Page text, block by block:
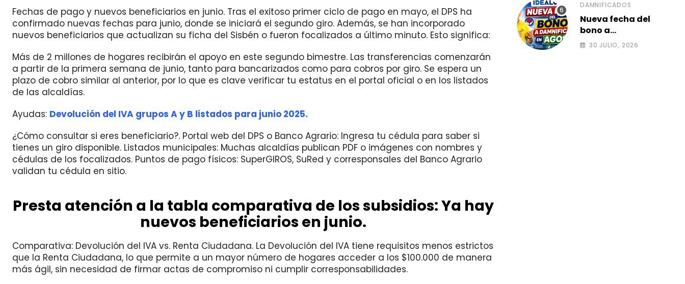
Fechas de pago y nuevos beneficiarios en junio. Tras el exitoso primer ciclo de pago en mayo, el DPS ha
confirmado nuevas fechas para junio, donde se iniciará el segundo giro. Además, se han incorporado
nuevos beneficiarios que actualizan su ficha del Sisbén o fueron focalizados a último minuto. Esto significa:
Más de 2 millones de hogares recibirán el apoyo en este segundo bimestre. Las transferencias comenzarán
a partir de la primera semana de junio, tanto para bancarizados como para cobros por giro. Se espera un
plazo de cobro similar al anterior, por lo que es clave verificar tu estatus en el portal oficial o en los listados
de las alcaldías.
Ayudas: Devolución del IVA grupos A y B listados para junio 2025.
¿Cómo consultar si eres beneficiario?. Portal web del DPS o Banco Agrario: Ingresa tu cédula para saber si
tienes un giro disponible. Listados municipales: Muchas alcaldías publican PDF o imágenes con nombres y
cédulas de los focalizados. Puntos de pago físicos: SuperGIROS, SuRed y corresponsales del Banco Agrario
validan tu cédula en sitio.
Presta atención a la tabla comparativa de los subsidios: Ya hay
nuevos beneficiarios en junio.
Comparativa: Devolución del IVA vs. Renta Ciudadana. La Devolución del IVA tiene requisitos menos estrictos
que la Renta Ciudadana, lo que permite a un mayor número de hogares acceder a los $100.000 de manera
más ágil, sin necesidad de firmar actas de compromiso ni cumplir corresponsabilidades.
DAMNIFICADOS
Nueva fecha del
bono a
damnificados en
30 JULIO, 2026